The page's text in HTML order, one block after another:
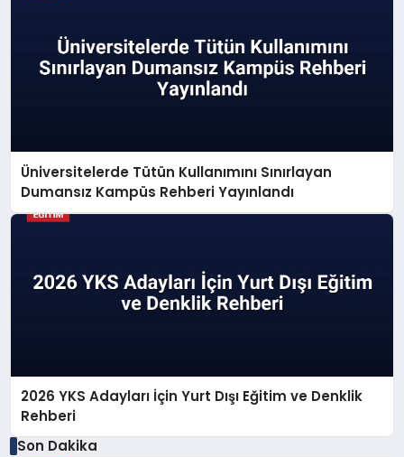
Üniversitelerde Tütün Kullanımını Sınırlayan
Dumansız Kampüs Rehberi Yayınlandı
2026 YKS Adayları İçin Yurt Dışı Eğitim ve Denklik
Rehberi
Son Dakika